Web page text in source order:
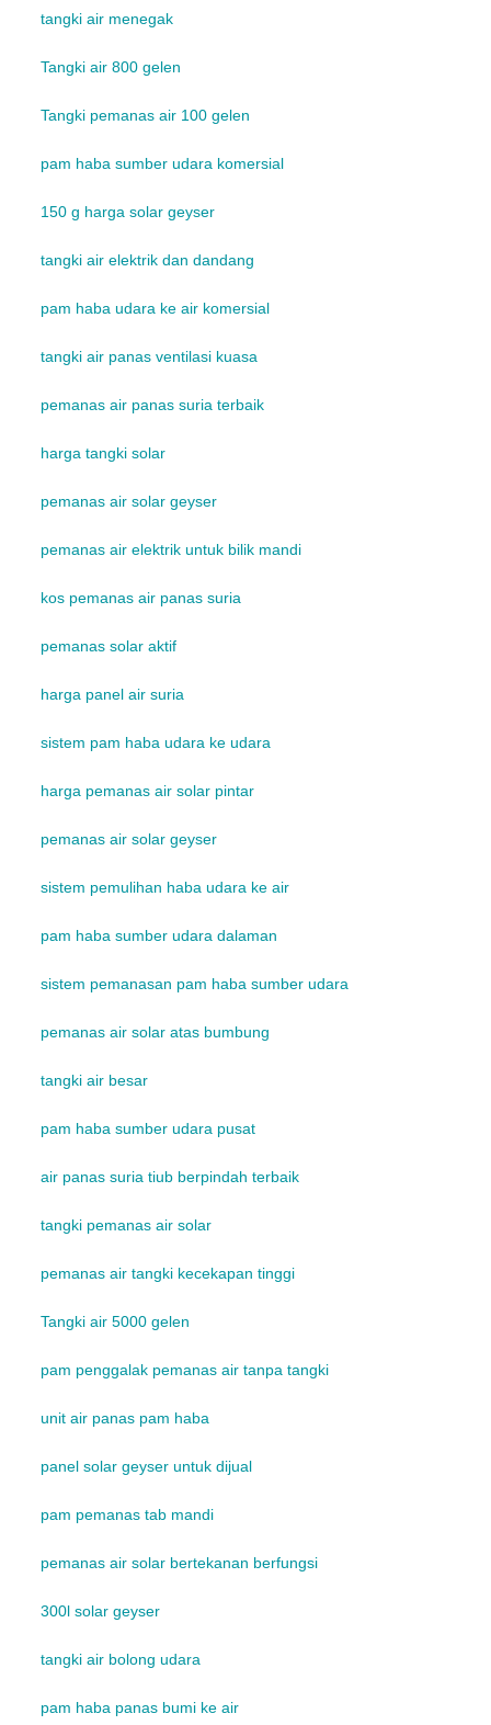
tangki air menegak
Tangki air 800 gelen
Tangki pemanas air 100 gelen
pam haba sumber udara komersial
150 g harga solar geyser
tangki air elektrik dan dandang
pam haba udara ke air komersial
tangki air panas ventilasi kuasa
pemanas air panas suria terbaik
harga tangki solar
pemanas air solar geyser
pemanas air elektrik untuk bilik mandi
kos pemanas air panas suria
pemanas solar aktif
harga panel air suria
sistem pam haba udara ke udara
harga pemanas air solar pintar
pemanas air solar geyser
sistem pemulihan haba udara ke air
pam haba sumber udara dalaman
sistem pemanasan pam haba sumber udara
pemanas air solar atas bumbung
tangki air besar
pam haba sumber udara pusat
air panas suria tiub berpindah terbaik
tangki pemanas air solar
pemanas air tangki kecekapan tinggi
Tangki air 5000 gelen
pam penggalak pemanas air tanpa tangki
unit air panas pam haba
panel solar geyser untuk dijual
pam pemanas tab mandi
pemanas air solar bertekanan berfungsi
300l solar geyser
tangki air bolong udara
pam haba panas bumi ke air